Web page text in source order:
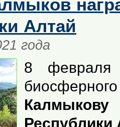
Алтай
года
8 февраля
Калмыкову
Республики